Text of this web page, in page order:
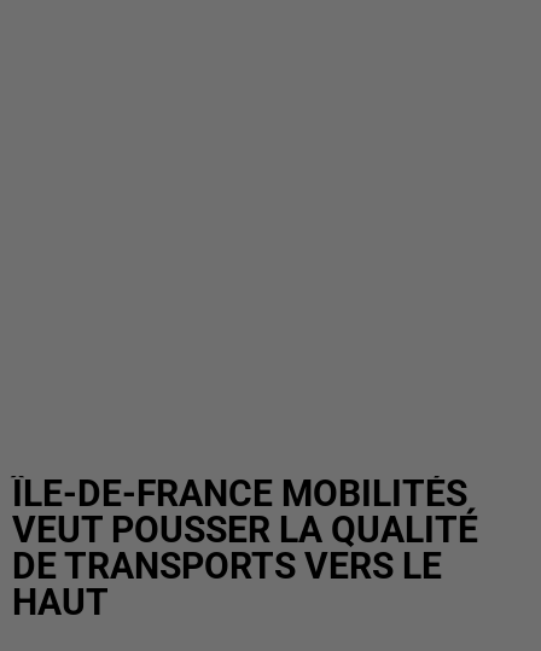
ÎLE-DE-FRANCE MOBILITÉS
VEUT POUSSER LA QUALITÉ
DE TRANSPORTS VERS LE
HAUT